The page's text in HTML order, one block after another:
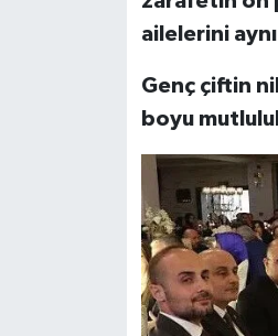
ailelerini
Genç çiftin
boyu